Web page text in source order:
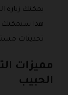
هذا سيمكنك
تحديثات
مميزات
الحبيب